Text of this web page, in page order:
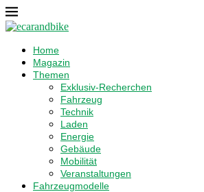
Home
Magazin
Themen
Exklusiv-Recherchen
Fahrzeug
Technik
Laden
Energie
Gebäude
Mobilität
Veranstaltungen
Fahrzeugmodelle